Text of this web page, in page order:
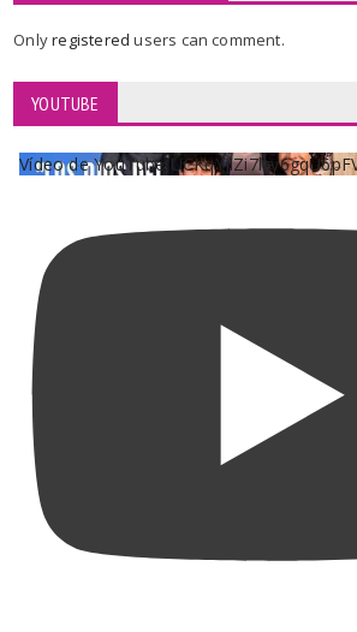
Onlyregisteredusers can comment.
YOUTUBE
Vídeo de YouTube